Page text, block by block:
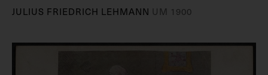
JULIUS FRIEDRICH LEHMANN UM 1900